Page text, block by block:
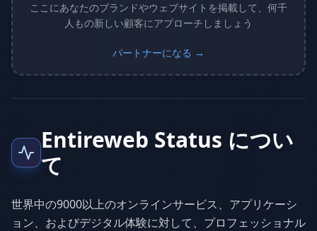
ここにあなたのブランドやウェブサイトを掲載して、何千
人もの新しい顧客にアプローチしましょう
パートナーになる →
Entireweb Status につい
て
世界中の9000以上のオンラインサービス、アプリケーシ
ョン、およびデジタル体験に対して、プロフェッショナル